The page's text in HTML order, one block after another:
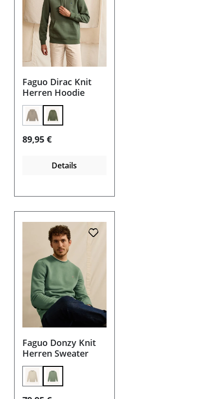
Faguo Dirac Knit
Herren Hoodie
(Diese Option ist zurzeit nicht verfügbar.)
Regulärer Preis:
89,95 €
Details
Faguo Donzy Knit
Herren Sweater